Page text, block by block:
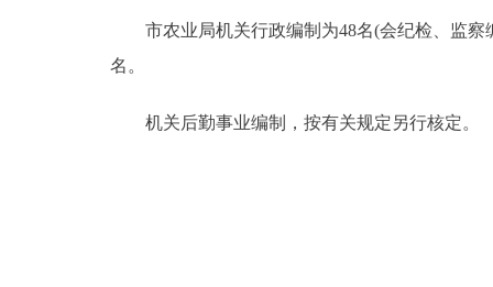
市农业局机关行政编制为48名(会纪检、监察
名。
机关后勤事业编制，按有关规定另行核定。